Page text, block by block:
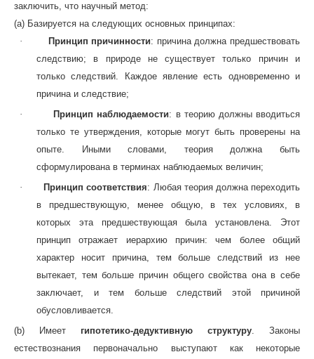
заключить, что научный метод:
(а) Базируется на следующих основных принципах:
· Принцип причинности: причина должна предшествовать
следствию; в природе не существует только причин и
только следствий. Каждое явление есть одновременно и
причина и следствие;
· Принцип наблюдаемости: в теорию должны вводиться
только те утверждения, которые могут быть проверены на
опыте. Иными словами, теория должна быть
сформулирована в терминах наблюдаемых величин;
· Принцип соответствия: Любая теория должна переходить
в предшествующую, менее общую, в тех условиях, в
которых эта предшествующая была установлена. Этот
принцип отражает иерархию причин: чем более общий
характер носит причина, тем больше следствий из нее
вытекает, тем больше причин общего свойства она в себе
заключает, и тем больше следствий этой причиной
обусловливается.
(b) Имеет гипотетико-дедуктивную структуру . Законы
естествознания первоначально выступают как некоторые